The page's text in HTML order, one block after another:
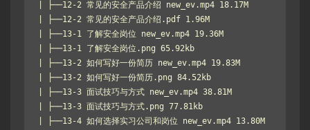
| ├──12-2 常见的安全产品介绍 new_ev.mp4 18.17M
| ├──12-2 常见的安全产品介绍.pdf 1.96M
| ├──13-1 了解安全岗位 new_ev.mp4 19.36M
| ├──13-1 了解安全岗位.png 65.92kb
| ├──13-2 如何写好一份简历 new_ev.mp4 19.83M
| ├──13-2 如何写好一份简历.png 84.52kb
| ├──13-3 面试技巧与方式 new_ev.mp4 38.81M
| ├──13-3 面试技巧与方式.png 77.81kb
| ├──13-4 如何选择实习公司和岗位 new_ev.mp4 13.80M